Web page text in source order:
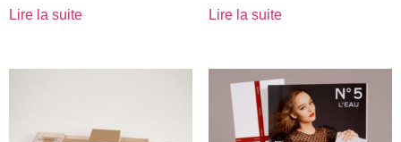
Lire la suite Lire la suite